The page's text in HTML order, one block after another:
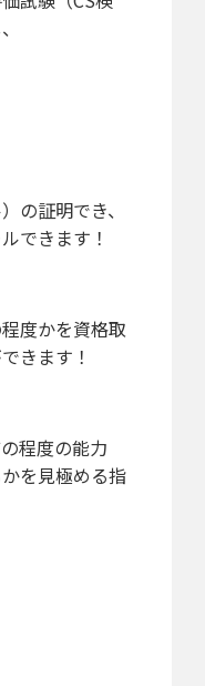
の証明でき、
できます！
度かを資格取
きます！
程度の能力
を見極める指